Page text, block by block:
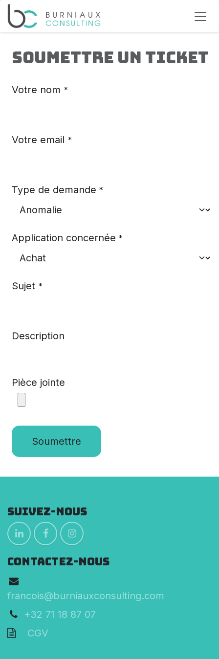
Se rendre au contenu
Soumettre un ticket
Votre nom *
Votre email *
Type de demande *
Application concernée *
Sujet *
Description
Pièce jointe
Soumettre
Suivez-nous
CONTACTEZ-NOUS
francois@burniauxconsulting.com
+32 71 18 87 07
CGV